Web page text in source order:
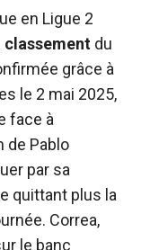
en Ligue 2
classement du
grâce à
le 2 mai 2025,
face à
de Pablo
par sa
quittant plus la
Correa,
le banc